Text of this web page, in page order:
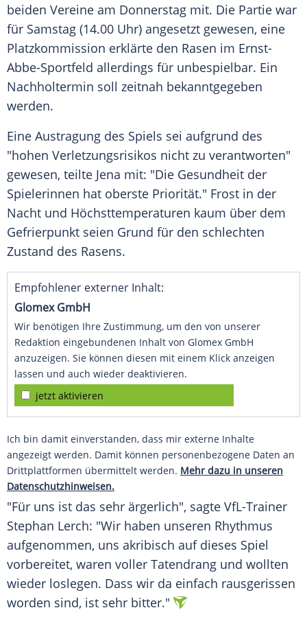
beiden Vereine am Donnerstag mit. Die Partie war
für Samstag (14.00 Uhr) angesetzt gewesen, eine
Platzkommission erklärte den Rasen im Ernst-
Abbe-Sportfeld allerdings für unbespielbar. Ein
Nachholtermin soll zeitnah bekanntgegeben
werden.
Eine Austragung des Spiels sei aufgrund des
"hohen Verletzungsrisikos nicht zu verantworten"
gewesen, teilte Jena mit: "Die Gesundheit der
Spielerinnen hat oberste Priorität." Frost in der
Nacht und Höchsttemperaturen kaum über dem
Gefrierpunkt seien Grund für den schlechten
Zustand des Rasens.
Empfohlener externer Inhalt:
Glomex GmbH
Wir benötigen Ihre Zustimmung, um den von unserer
Redaktion eingebundenen Inhalt von Glomex GmbH
anzuzeigen. Sie können diesen mit einem Klick anzeigen
lassen und auch wieder deaktivieren.
jetzt aktivieren
Ich bin damit einverstanden, dass mir externe Inhalte
angezeigt werden. Damit können personenbezogene Daten an
Drittplattformen übermittelt werden. Mehr dazu in unseren
Datenschutzhinweisen.
"Für uns ist das sehr ärgerlich", sagte VfL-Trainer
Stephan Lerch: "Wir haben unseren Rhythmus
aufgenommen, uns akribisch auf dieses Spiel
vorbereitet, waren voller Tatendrang und wollten
wieder loslegen. Dass wir da einfach rausgerissen
worden sind, ist sehr bitter."